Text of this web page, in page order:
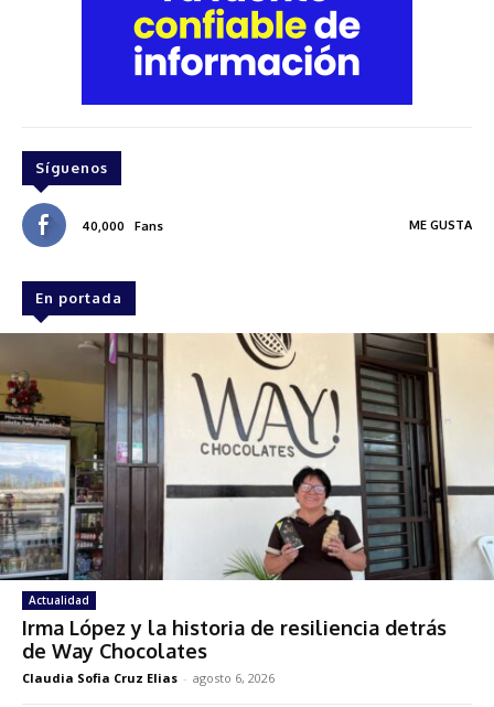
Síguenos
40,000 Fans ME GUSTA
En portada
Actualidad
Irma López y la historia de resiliencia detrás
de Way Chocolates
Claudia Sofia Cruz Elias - agosto 6, 2026